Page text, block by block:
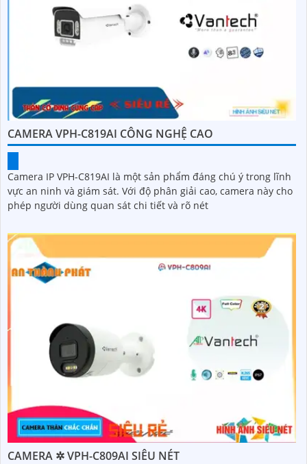
CAMERA VPH-C819AI CÔNG NGHỆ CAO
Camera IP VPH-C819AI là một sản phẩm đáng chú ý trong lĩnh
vực an ninh và giám sát. Với độ phân giải cao, camera này cho
phép người dùng quan sát chi tiết và rõ nét
CAMERA ✲ VPH-C809AI SIÊU NÉT